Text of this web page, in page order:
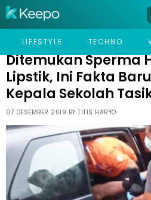
LIFESTYLE TECHNO
HOME NEWS
DITEMUKAN SPERMA
Ditemukan Sperma
Lipstik, Ini Fakta
Kepala Sekolah
07 DESEMBER 2019 BY TITIS HARYO